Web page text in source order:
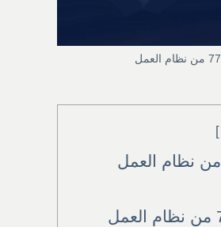
نص المادة 77 من نظام العمل